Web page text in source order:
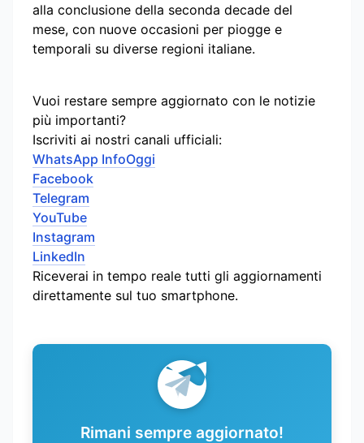
alla conclusione della seconda decade del
mese, con nuove occasioni per piogge e
temporali su diverse regioni italiane.
Vuoi restare sempre aggiornato con le notizie
più importanti?
Iscriviti ai nostri canali ufficiali:
WhatsApp InfoOggi
Facebook
Telegram
YouTube
Instagram
LinkedIn
Riceverai in tempo reale tutti gli aggiornamenti
direttamente sul tuo smartphone.
Rimani sempre aggiornato!